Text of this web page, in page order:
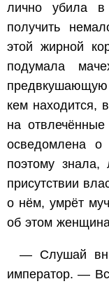
лично убила
получить
этой жирной
подумала
кем находится,
на
осведомлена о
поэтому знала,
присутствии
о нём, умрёт
об этом
— Слушай
император. —